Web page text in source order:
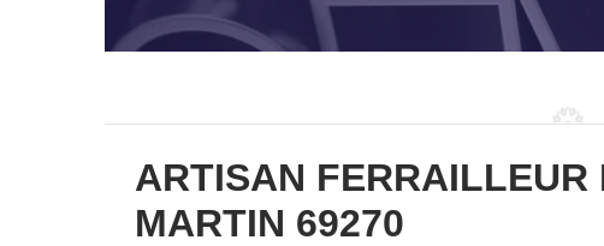
ARTISAN FERRAILLEUR
MARTIN 69270